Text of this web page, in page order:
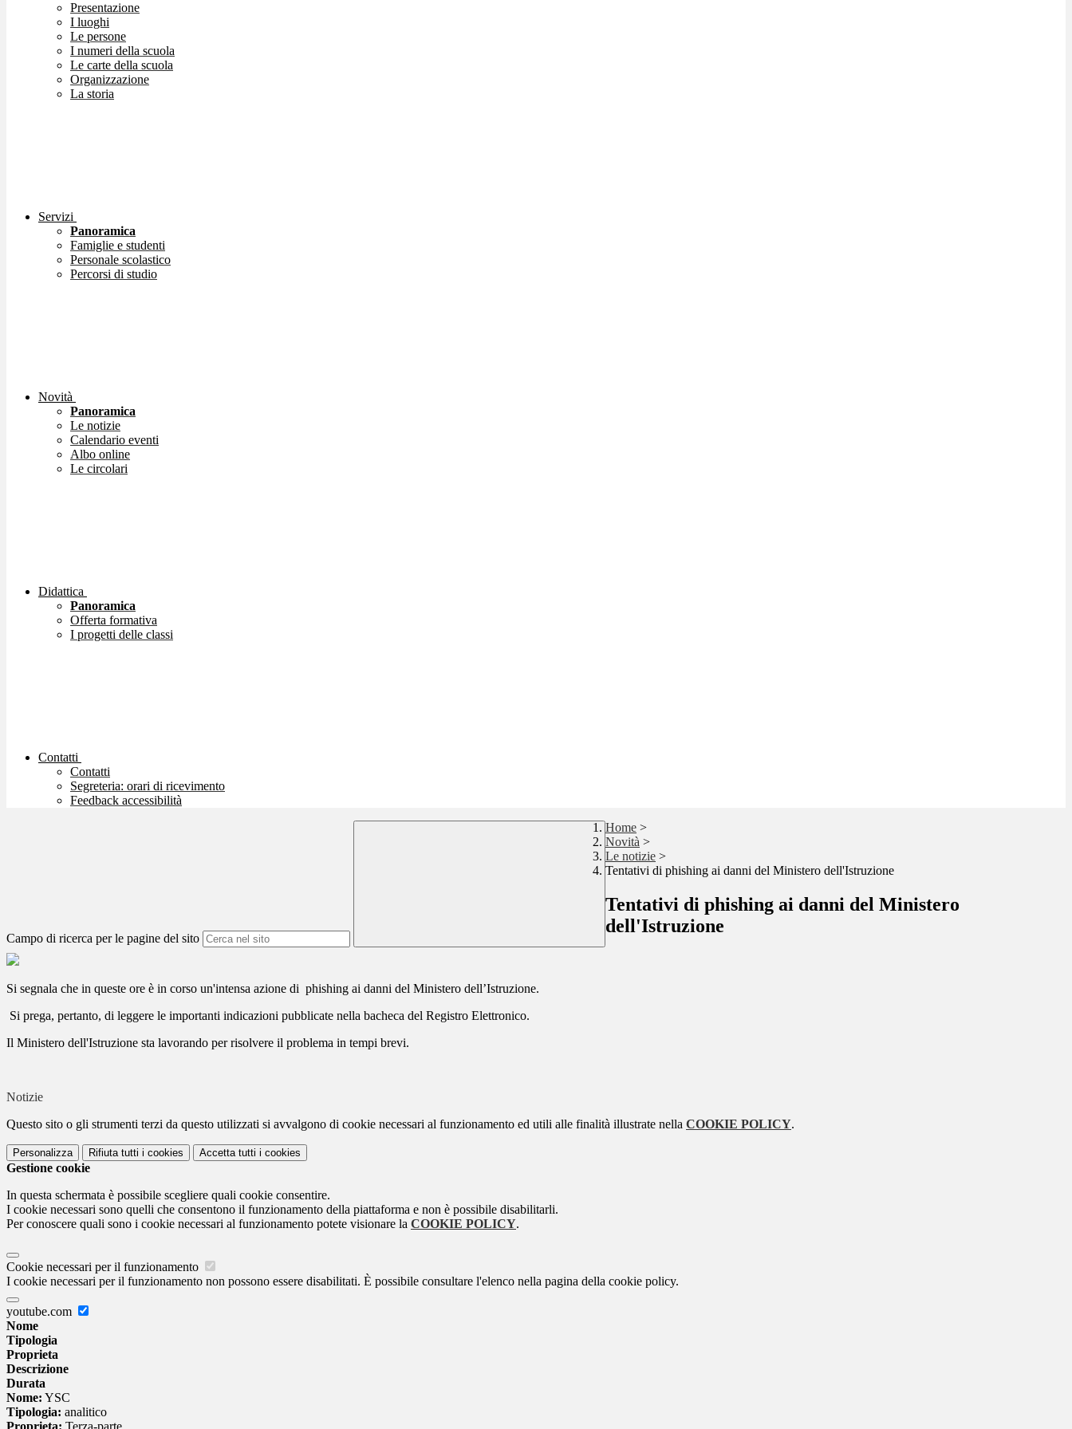
Presentazione
I luoghi
Le persone
I numeri della scuola
Le carte della scuola
Organizzazione
La storia
Servizi
Panoramica
Famiglie e studenti
Personale scolastico
Percorsi di studio
Novità
Panoramica
Le notizie
Calendario eventi
Albo online
Le circolari
Didattica
Panoramica
Offerta formativa
I progetti delle classi
Contatti
Contatti
Segreteria: orari di ricevimento
Feedback accessibilità
Campo di ricerca per le pagine del sito
Home >
Novità >
Le notizie >
Tentativi di phishing ai danni del Ministero dell'Istruzione
Tentativi di phishing ai danni del Ministero
dell'Istruzione
Si segnala che in queste ore è in corso un'intensa azione di phishing ai danni del Ministero dell’Istruzione.
Si prega, pertanto, di leggere le importanti indicazioni pubblicate nella bacheca del Registro Elettronico.
Il Ministero dell'Istruzione sta lavorando per risolvere il problema in tempi brevi.
Notizie
Questo sito o gli strumenti terzi da questo utilizzati si avvalgono di cookie necessari al funzionamento ed utili alle finalità illustrate nella COOKIE POLICY.
Personalizza Rifiuta tutti i cookies Accetta tutti i cookies
Gestione cookie
In questa schermata è possibile scegliere quali cookie consentire.
I cookie necessari sono quelli che consentono il funzionamento della piattaforma e non è possibile disabilitarli.
Per conoscere quali sono i cookie necessari al funzionamento potete visionare la COOKIE POLICY.
Cookie necessari per il funzionamento
I cookie necessari per il funzionamento non possono essere disabilitati. È possibile consultare l'elenco nella pagina della cookie policy.
youtube.com
Nome
Tipologia
Proprieta
Descrizione
Durata
Nome: YSC
Tipologia: analitico